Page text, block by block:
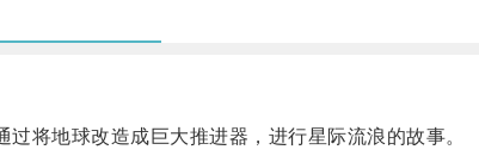
将地球改造成巨大推进器，进行星际流浪的故事。